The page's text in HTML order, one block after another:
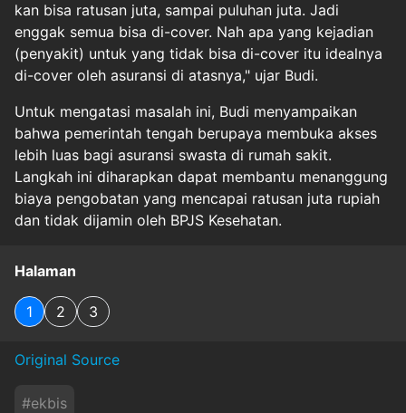
kan bisa ratusan juta, sampai puluhan juta. Jadi
enggak semua bisa di-cover. Nah apa yang kejadian
(penyakit) untuk yang tidak bisa di-cover itu idealnya
di-cover oleh asuransi di atasnya," ujar Budi.
Untuk mengatasi masalah ini, Budi menyampaikan
bahwa pemerintah tengah berupaya membuka akses
lebih luas bagi asuransi swasta di rumah sakit.
Langkah ini diharapkan dapat membantu menanggung
biaya pengobatan yang mencapai ratusan juta rupiah
dan tidak dijamin oleh BPJS Kesehatan.
Halaman
1 2 3
Original Source
#ekbis